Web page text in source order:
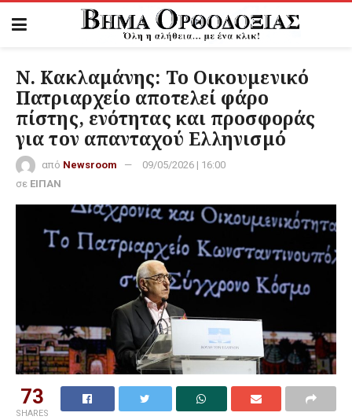
Ν. Κακλαμάνης: Το Οικουμενικό
Πατριαρχείο αποτελεί φάρο
πίστης, ενότητας και προσφοράς
για τον απανταχού Ελληνισμό
από Newsroom
09/05/2026 | 16:00
σε ΕΙΠΑΝ
73
SHARES